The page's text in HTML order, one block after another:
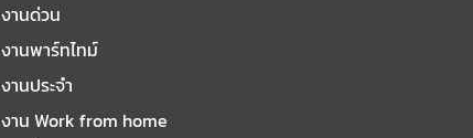
งานด่วน
งานพาร์ทไทม์
งานประจำ
งาน Work from home